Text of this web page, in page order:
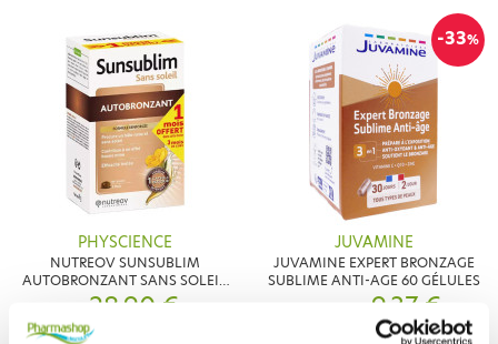
PHYSCIENCE
NUTREOV SUNSUBLIM
AUTOBRONZANT SANS SOLEIL
84 CAPSULES
28,90 €
-33%
JUVAMINE
JUVAMINE EXPERT BRONZAGE
SUBLIME ANTI-AGE 60 GÉLULES
9,37 €